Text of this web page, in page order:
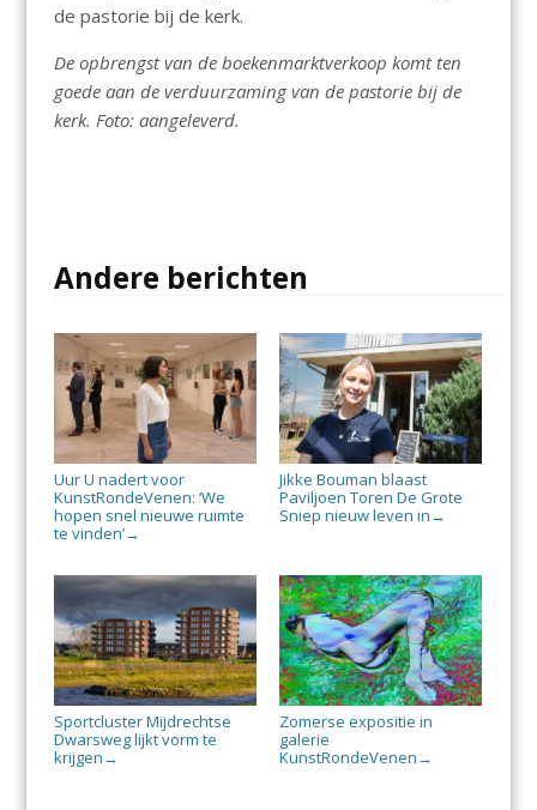
de pastorie bij de kerk.
De opbrengst van de boekenmarktverkoop komt ten
goede aan de verduurzaming van de pastorie bij de
kerk. Foto: aangeleverd.
Andere berichten
Uur U nadert voor
KunstRondeVenen: ‘We
hopen snel nieuwe ruimte
te vinden’→
Jikke Bouman blaast
Paviljoen Toren De Grote
Sniep nieuw leven in →
Sportcluster Mijdrechtse
Dwarsweg lijkt vorm te
krijgen →
Zomerse expositie in
galerie
KunstRondeVenen →